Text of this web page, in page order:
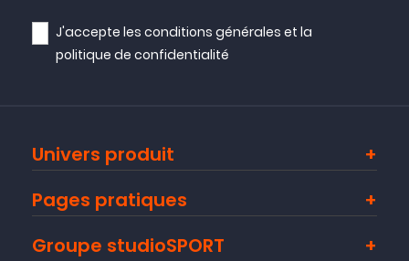
J'accepte lesconditions générales et la
politique de confidentialité
Univers produit
Pages pratiques
Groupe studioSPORT